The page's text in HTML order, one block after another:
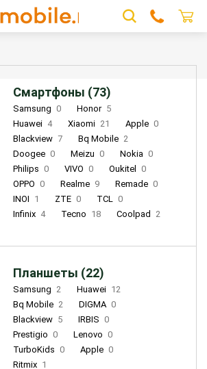
Смартфоны (73)
Samsung 0 Honor 5
Huawei 4 Xiaomi 21 Apple 0
Blackview 7 Bq Mobile 2
Doogee 0 Meizu 0 Nokia 0
Philips 0 VIVO 0 Oukitel
0
OPPO 0 Realme 9 Remade 0
INOI 1 ZTE 0 TCL 0
Infinix 4 Tecno 18 Coolpad 2
Планшеты (22)
Samsung 2 Huawei 12
Bq Mobile 2 DIGMA 0
Blackview 5 IRBIS 0
Prestigio 0 Lenovo 0
TurboKids 0 Apple 0
Ritmix 1